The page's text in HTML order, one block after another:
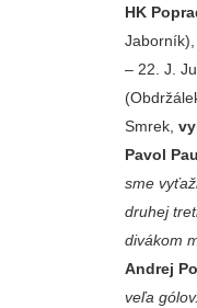
HK
– 22. J.
Smrek,
Pavol
sme
druhej
divákom
Andrej
veľa